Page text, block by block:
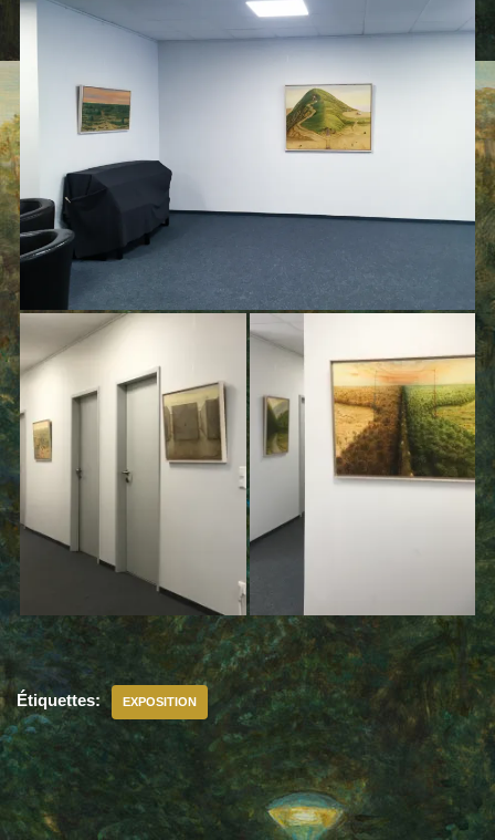
Étiquettes: EXPOSITION